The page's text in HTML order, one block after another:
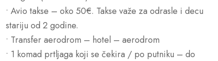
• Avio takse – oko 50€. Takse važe za odrasle i decu
stariju od 2 godine.
• Transfer aerodrom – hotel – aerodrom
• 1 komad prtljaga koji se čekira / po putniku – do